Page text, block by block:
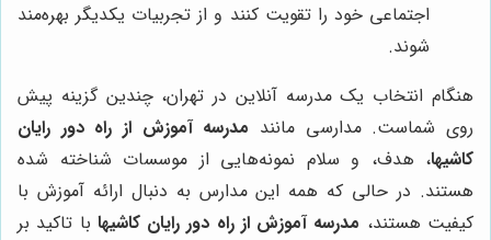
اجتماعی خود را تقویت کنند و از تجربیات یکدیگر بهره‌مند
شوند.
هنگام انتخاب یک مدرسه آنلاین در تهران، چندین گزینه پیش
روی شماست. مدارسی مانند مدرسه آموزش از راه دور رایان
کاشیها، هدف، و سلام نمونه‌هایی از موسسات شناخته شده
هستند. در حالی که همه این مدارس به دنبال ارائه آموزش با
کیفیت هستند، مدرسه آموزش از راه دور رایان کاشیها با تاکید بر